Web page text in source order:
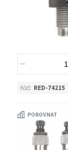
Kód: RED-74215
POROVNAT